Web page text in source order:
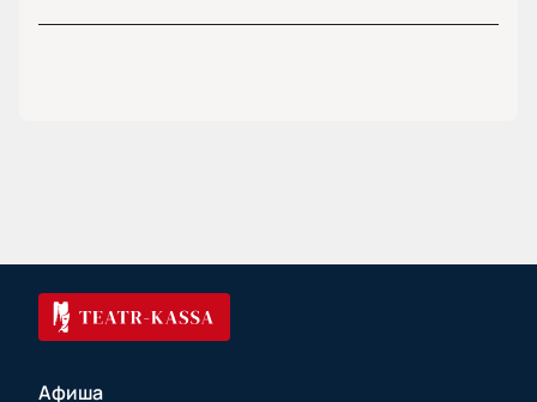
Афиша